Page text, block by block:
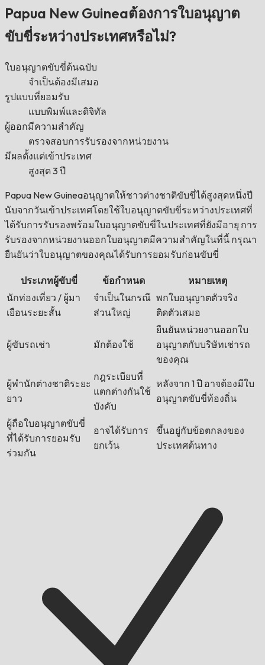
Papua New Guineaต้องการใบอนุญาต
ขับขี่ระหว่างประเทศหรือไม่?
ใบอนุญาตขับขี่ต้นฉบับ
จำเป็นต้องมีเสมอ
รูปแบบที่ยอมรับ
แบบพิมพ์และดิจิทัล
ผู้ออกมีความสำคัญ
ตรวจสอบการรับรองจากหน่วยงาน
มีผลตั้งแต่เข้าประเทศ
สูงสุด 3 ปี
Papua New Guineaอนุญาตให้ชาวต่างชาติขับขี่ได้สูงสุดหนึ่งปี
นับจากวันเข้าประเทศโดยใช้ใบอนุญาตขับขี่ระหว่างประเทศที่
ได้รับการรับรองพร้อมใบอนุญาตขับขี่ในประเทศที่ยังมีอายุ การ
รับรองจากหน่วยงานออกใบอนุญาตมีความสำคัญในที่นี้ กรุณา
ยืนยันว่าใบอนุญาตของคุณได้รับการยอมรับก่อนขับขี่
ประเภทผู้ขับขี่ ข้อกำหนด
หมายเหตุ
นักท่องเที่ยว / ผู้มา
เยือนระยะสั้น
จำเป็นในกรณี
ส่วนใหญ่
พกใบอนุญาตตัวจริง
ติดตัวเสมอ
ผู้ขับรถเช่า มักต้องใช้
ยืนยันหน่วยงานออกใบ
อนุญาตกับบริษัทเช่ารถ
ของคุณ
ผู้พำนักต่างชาติระยะ
ยาว
กฎระเบียบที่
แตกต่างกันใช้
บังคับ
หลังจาก 1 ปี อาจต้องมีใบ
อนุญาตขับขี่ท้องถิ่น
ผู้ถือใบอนุญาตขับขี่
ที่ได้รับการยอมรับ
ร่วมกัน
อาจได้รับการ
ยกเว้น
ขึ้นอยู่กับข้อตกลงของ
ประเทศต้นทาง